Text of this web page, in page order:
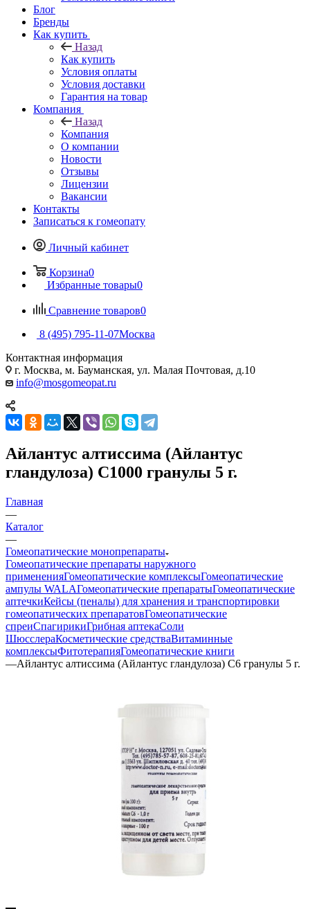
Блог
Бренды
Как купить
Назад
Как купить
Условия оплаты
Условия доставки
Гарантия на товар
Компания
Назад
Компания
О компании
Новости
Отзывы
Лицензии
Вакансии
Контакты
Записаться к гомеопату
Личный кабинет
Корзина0
Избранные товары0
Сравнение товаров0
8 (495) 795-11-07Москва
Контактная информация
г. Москва, м. Бауманская, ул. Малая Почтовая, д.10
info@mosgomeopat.ru
Айлантус алтиссима (Айлантус
гландулоза) С1000 гранулы 5 г.
Главная
—
Каталог
—
Гомеопатические монопрепараты
Гомеопатические препараты наружного
примененияГомеопатические комплексыГомеопатические
ампулы WALAГомеопатические препаратыГомеопатические
аптечкиКейсы (пеналы) для хранения и транспортировки
гомеопатических препаратовГомеопатические
спреиСпагирикиГрибная аптекаСоли
ШюсслераКосметические средстваВитаминные
комплексыФитотерапияГомеопатические книги
—Айлантус алтиссима (Айлантус гландулоза) С6 гранулы 5 г.